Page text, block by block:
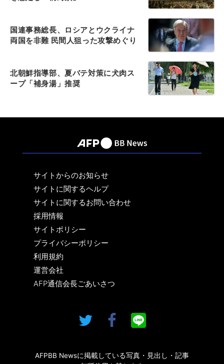
国連事務総長、ロシアとウクライナ
両国を非難 民間人狙った攻撃めぐり
北朝鮮指導部、夏バテ対策に犬肉ス
ープ「補身湯」推奨
サイトからのお知らせ
サイトに関するヘルプ
サイトに関するお問い合わせ
採用情報
サイトポリシー
プライバシーポリシー
利用規約
運営会社
AFP通信会長ごあいさつ
AFPBB Newsに掲載している写真・見出し・記事